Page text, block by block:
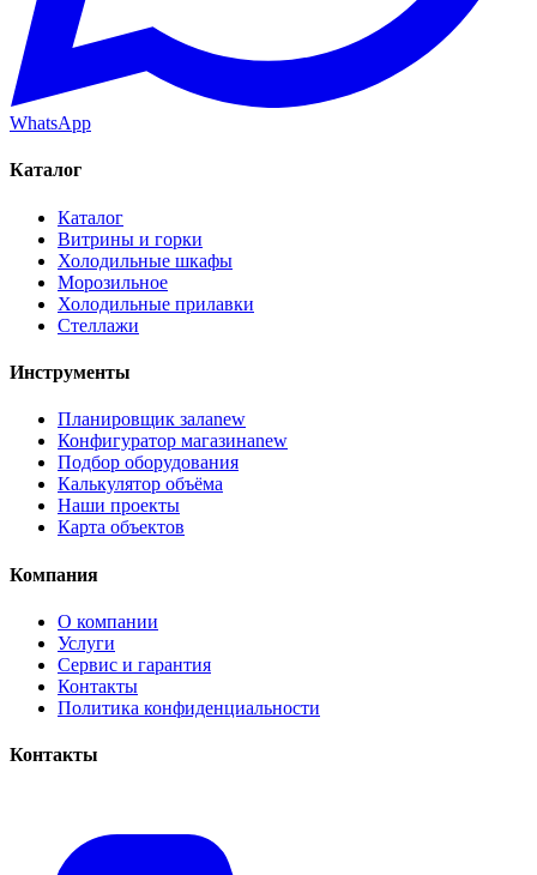
WhatsApp
Каталог
Каталог
Витрины и горки
Холодильные шкафы
Морозильное
Холодильные прилавки
Стеллажи
Инструменты
Планировщик залаnew
Конфигуратор магазинаnew
Подбор оборудования
Калькулятор объёма
Наши проекты
Карта объектов
Компания
О компании
Услуги
Сервис и гарантия
Контакты
Политика конфиденциальности
Контакты